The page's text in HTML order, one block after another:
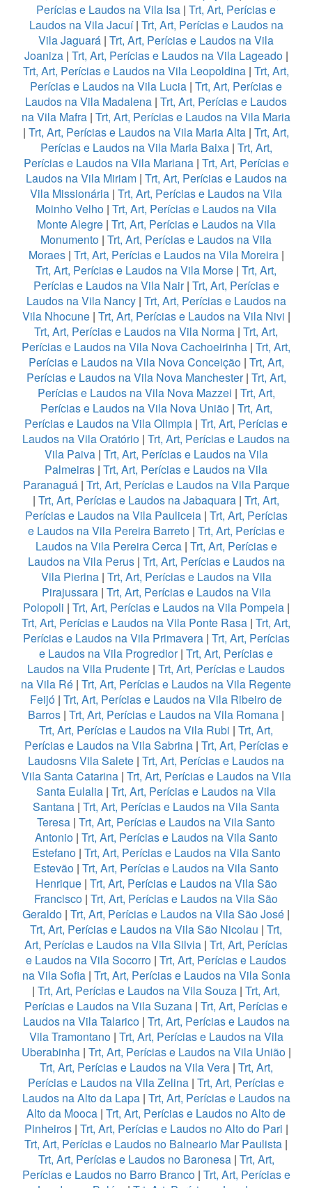
Perícias e Laudos na Vila Isa | Trt, Art, Perícias e
Laudos na Vila Jacuí| Trt, Art, Perícias e Laudos na
Vila Jaguará | Trt, Art, Perícias e Laudos na Vila
Joaniza| Trt, Art, Perícias e Laudos na Vila Lageado|
Trt, Art, Perícias e Laudos na Vila Leopoldina | Trt, Art,
Perícias e Laudos na Vila Lucia | Trt, Art, Perícias e
Laudos na Vila Madalena | Trt, Art, Perícias e Laudos
na Vila Mafra | Trt, Art, Perícias e Laudos na Vila Maria
| Trt, Art, Perícias e Laudos na Vila Maria Alta | Trt, Art,
Perícias e Laudos na Vila Maria Baixa| Trt, Art,
Perícias e Laudos na Vila Mariana| Trt, Art, Perícias e
Laudos na Vila Miriam| Trt, Art, Perícias e Laudos na
Vila Missionária | Trt, Art, Perícias e Laudos na Vila
Moinho Velho | Trt, Art, Perícias e Laudos na Vila
Monte Alegre| Trt, Art, Perícias e Laudos na Vila
Monumento | Trt, Art, Perícias e Laudos na Vila
Moraes| Trt, Art, Perícias e Laudos na Vila Moreira|
Trt, Art, Perícias e Laudos na Vila Morse | Trt, Art,
Perícias e Laudos na Vila Nair| Trt, Art, Perícias e
Laudos na Vila Nancy| Trt, Art, Perícias e Laudos na
Vila Nhocune| Trt, Art, Perícias e Laudos na Vila Nivi |
Trt, Art, Perícias e Laudos na Vila Norma | Trt, Art,
Perícias e Laudos na Vila Nova Cachoeirinha | Trt, Art,
Perícias e Laudos na Vila Nova Conceição| Trt, Art,
Perícias e Laudos na Vila Nova Manchester| Trt, Art,
Perícias e Laudos na Vila Nova Mazzei | Trt, Art,
Perícias e Laudos na Vila Nova União| Trt, Art,
Perícias e Laudos na Vila Olimpia | Trt, Art, Perícias e
Laudos na Vila Oratório | Trt, Art, Perícias e Laudos na
Vila Paiva| Trt, Art, Perícias e Laudos na Vila
Palmeiras | Trt, Art, Perícias e Laudos na Vila
Paranaguá| Trt, Art, Perícias e Laudos na Vila Parque
| Trt, Art, Perícias e Laudos na Jabaquara | Trt, Art,
Perícias e Laudos na Vila Pauliceia| Trt, Art, Perícias
e Laudos na Vila Pereira Barreto| Trt, Art, Perícias e
Laudos na Vila Pereira Cerca| Trt, Art, Perícias e
Laudos na Vila Perus| Trt, Art, Perícias e Laudos na
Vila Pierina| Trt, Art, Perícias e Laudos na Vila
Pirajussara| Trt, Art, Perícias e Laudos na Vila
Polopoli | Trt, Art, Perícias e Laudos na Vila Pompeia|
Trt, Art, Perícias e Laudos na Vila Ponte Rasa | Trt, Art,
Perícias e Laudos na Vila Primavera| Trt, Art, Perícias
e Laudos na Vila Progredior| Trt, Art, Perícias e
Laudos na Vila Prudente | Trt, Art, Perícias e Laudos
na Vila Ré | Trt, Art, Perícias e Laudos na Vila Regente
Feijó | Trt, Art, Perícias e Laudos na Vila Ribeiro de
Barros | Trt, Art, Perícias e Laudos na Vila Romana |
Trt, Art, Perícias e Laudos na Vila Rubi | Trt, Art,
Perícias e Laudos na Vila Sabrina| Trt, Art, Perícias e
Laudosns Vila Salete | Trt, Art, Perícias e Laudos na
Vila Santa Catarina| Trt, Art, Perícias e Laudos na Vila
Santa Eulalia | Trt, Art, Perícias e Laudos na Vila
Santana | Trt, Art, Perícias e Laudos na Vila Santa
Teresa | Trt, Art, Perícias e Laudos na Vila Santo
Antonio| Trt, Art, Perícias e Laudos na Vila Santo
Estefano| Trt, Art, Perícias e Laudos na Vila Santo
Estevão | Trt, Art, Perícias e Laudos na Vila Santo
Henrique| Trt, Art, Perícias e Laudos na Vila São
Francisco | Trt, Art, Perícias e Laudos na Vila São
Geraldo | Trt, Art, Perícias e Laudos na Vila São José |
Trt, Art, Perícias e Laudos na Vila São Nicolau | Trt,
Art, Perícias e Laudos na Vila Silvia | Trt, Art, Perícias
e Laudos na Vila Socorro | Trt, Art, Perícias e Laudos
na Vila Sofia| Trt, Art, Perícias e Laudos na Vila Sonia
| Trt, Art, Perícias e Laudos na Vila Souza | Trt, Art,
Perícias e Laudos na Vila Suzana | Trt, Art, Perícias e
Laudos na Vila Talarico| Trt, Art, Perícias e Laudos na
Vila Tramontano| Trt, Art, Perícias e Laudos na Vila
Uberabinha| Trt, Art, Perícias e Laudos na Vila União|
Trt, Art, Perícias e Laudos na Vila Vera| Trt, Art,
Perícias e Laudos na Vila Zelina | Trt, Art, Perícias e
Laudos na Alto da Lapa| Trt, Art, Perícias e Laudos na
Alto da Mooca | Trt, Art, Perícias e Laudos no Alto de
Pinheiros| Trt, Art, Perícias e Laudos no Alto do Pari |
Trt, Art, Perícias e Laudos no Balneario Mar Paulista |
Trt, Art, Perícias e Laudos no Baronesa| Trt, Art,
Perícias e Laudos no Barro Branco| Trt, Art, Perícias e